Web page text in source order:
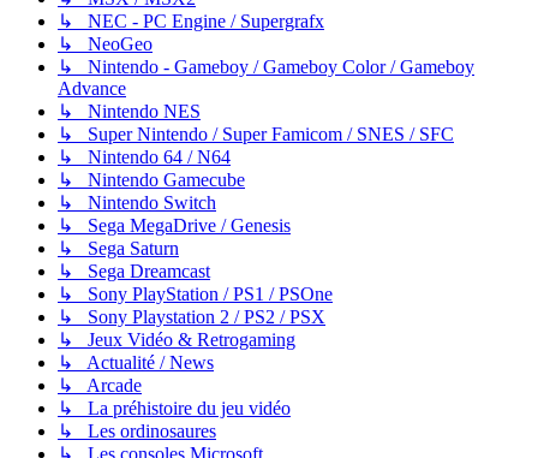
↳ NEC - PC Engine / Supergrafx
↳ NeoGeo
↳ Nintendo - Gameboy / Gameboy Color / Gameboy
Advance
↳ Nintendo NES
↳ Super Nintendo / Super Famicom / SNES / SFC
↳ Nintendo 64 / N64
↳ Nintendo Gamecube
↳ Nintendo Switch
↳ Sega MegaDrive / Genesis
↳ Sega Saturn
↳ Sega Dreamcast
↳ Sony PlayStation / PS1 / PSOne
↳ Sony Playstation 2 / PS2 / PSX
↳ Jeux Vidéo & Retrogaming
↳ Actualité / News
↳ Arcade
↳ La préhistoire du jeu vidéo
↳ Les ordinosaures
↳ Les consoles Microsoft